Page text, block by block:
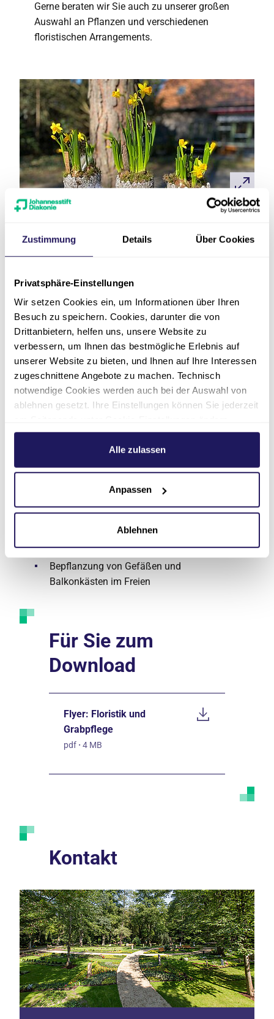
Zustimmung Details Über Cookies
Privatsphäre-Einstellungen
Wir setzen Cookies ein, um Informationen über Ihren
Besuch zu speichern. Cookies, darunter die von
Drittanbietern, helfen uns, unsere Website zu
verbessern, um Ihnen das bestmögliche Erlebnis auf
unserer Website zu bieten, und Ihnen auf Ihre Interessen
zugeschnittene Angebote zu machen. Technisch
notwendige Cookies werden auch bei der Auswahl von
ablehnen gesetzt. Ihre Einstellungen können Sie jederzeit
Weitere Informationen hierzu finden Sie in unserer
.Alle zulassen
Anpassen
Ablehnen
Gerne beraten wir Sie auch zu unserer großen
Auswahl an Pflanzen und verschiedenen
floristischen Arrangements.
Das leisten wir für Sie
Trauerfloristik
Pflege und Eindeckung von Gräbern durch
unseren geprüften Friedhofsfachbetrieb
Liefern von Blumenarrangements zur
Grabstelle
dem>Memoriam-Garten
Treuhand Berlin
für alle Anlässe
Bepflanzung von Gefäßen und
Balkonkästen im Freien
Für Sie zum
Download
Flyer: Floristik und
Grabpflege
pdf · 4 MB
Kontakt